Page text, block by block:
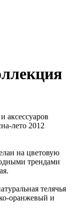
аксессуаров
лето 2012
на цветовую
трендами
телячья
оранжевый и